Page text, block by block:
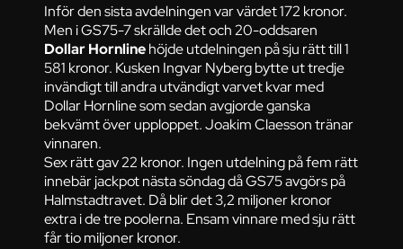
Inför den sista avdelningen var värdet 172 kronor.
Men i GS75-7 skrällde det och 20-oddsaren
Dollar Hornlinehöjde utdelningen på sju rätt till 1
581 kronor. Kusken Ingvar Nyberg bytte ut tredje
invändigt till andra utvändigt varvet kvar med
Dollar Hornline som sedan avgjorde ganska
bekvämt över upploppet. Joakim Claesson tränar
vinnaren.
Sex rätt gav 22 kronor. Ingen utdelning på fem rätt
innebär jackpot nästa söndag då GS75 avgörs på
Halmstadtravet. Då blir det 3,2 miljoner kronor
extra i de tre poolerna. Ensam vinnare med sju rätt
får tio miljoner kronor.